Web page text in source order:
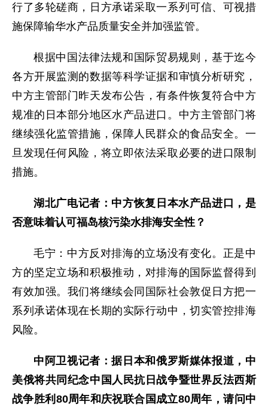
行了多轮磋商，日方承诺采取一系列可信、可视措
施保障输华水产品质量安全并加强监管。
根据中国法律法规和国际贸易规则，基于迄今
各方开展监测的数据等科学证据和审慎分析研究，
中方主管部门昨天发布公告，有条件恢复符合中方
规准的日本部分地区水产品进口。中方主管部门将
继续强化监管措施，保障人民群众的食品安全。一
旦发现任何风险，将立即依法采取必要的进口限制
措施。
湖北广电记者：中方恢复日本水产品进口，是
否意味着认可福岛核污染水排海安全性？
毛宁：中方反对排海的立场没有变化。正是中
方的坚定立场和积极推动，对排海的国际监督得到
有效加强。我们将继续会同国际社会敦促日方把一
系列承诺体现在长期的实际行动中，切实管控排海
风险。
中阿卫视记者：据日本和俄罗斯媒体报道，中
美俄将共同纪念中国人民抗日战争暨世界反法西斯
战争胜利80周年和庆祝联合国成立80周年，请问中